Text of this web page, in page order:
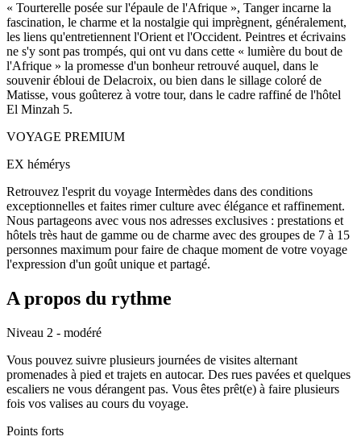
« Tourterelle posée sur l'épaule de l'Afrique », Tanger incarne la
fascination, le charme et la nostalgie qui imprègnent, généralement,
les liens qu'entretiennent l'Orient et l'Occident. Peintres et écrivains
ne s'y sont pas trompés, qui ont vu dans cette « lumière du bout de
l'Afrique » la promesse d'un bonheur retrouvé auquel, dans le
souvenir ébloui de Delacroix, ou bien dans le sillage coloré de
Matisse, vous goûterez à votre tour, dans le cadre raffiné de l'hôtel
El Minzah 5.
VOYAGE PREMIUM
EX hémérys
Retrouvez l'esprit du voyage Intermèdes dans des conditions
exceptionnelles et faites rimer culture avec élégance et raffinement.
Nous partageons avec vous nos adresses exclusives : prestations et
hôtels très haut de gamme ou de charme avec des groupes de 7 à 15
personnes maximum pour faire de chaque moment de votre voyage
l'expression d'un goût unique et partagé.
A propos du rythme
Niveau 2 - modéré
Vous pouvez suivre plusieurs journées de visites alternant
promenades à pied et trajets en autocar. Des rues pavées et quelques
escaliers ne vous dérangent pas. Vous êtes prêt(e) à faire plusieurs
fois vos valises au cours du voyage.
Points forts